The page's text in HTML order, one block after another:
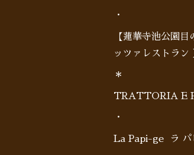
・
【蓮華寺池公園
ッツァレストラン
＊
TRATTORIA E
・
La Papi-ge ラ パ